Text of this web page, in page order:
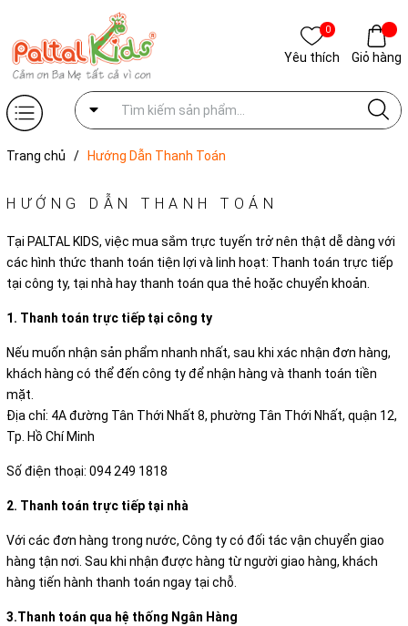
0
Yêu thích Giỏ hàng
Trang chủ / Hướng Dẫn Thanh Toán
HƯỚNG DẪN THANH TOÁN
Tại PALTAL KIDS, việc mua sắm trực tuyến trở nên thật dễ dàng với
các hình thức thanh toán tiện lợi và linh hoạt: Thanh toán trực tiếp
tại công ty, tại nhà hay thanh toán qua thẻ hoặc chuyển khoản.
1. Thanh toán trực tiếp tại công ty
Nếu muốn nhận sản phẩm nhanh nhất, sau khi xác nhận đơn hàng,
khách hàng có thể đến công ty để nhận hàng và thanh toán tiền
mặt.
Địa chỉ: 4A đường Tân Thới Nhất 8, phường Tân Thới Nhất, quận 12,
Tp. Hồ Chí Minh
Số điện thoại: 094 249 1818
2. Thanh toán trực tiếp tại nhà
Với các đơn hàng trong nước, Công ty có đối tác vận chuyển giao
hàng tận nơi. Sau khi nhận được hàng từ người giao hàng, khách
hàng tiến hành thanh toán ngay tại chỗ.
3.Thanh toán qua hệ thống Ngân Hàng